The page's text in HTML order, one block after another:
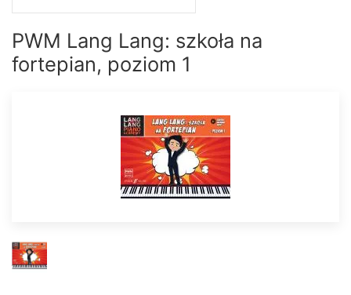
PWM Lang Lang: szkoła na
fortepian, poziom 1